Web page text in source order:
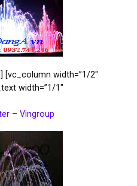
width=”1/2″
width=”1/1″
– Vingroup